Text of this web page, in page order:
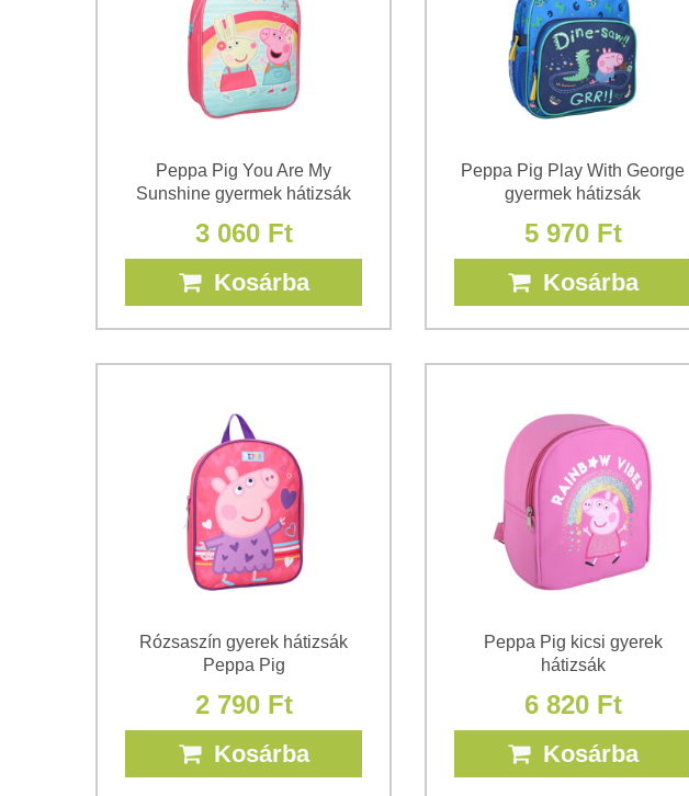
Peppa Pig You Are My
Sunshine gyermek hátizsák
3 060 Ft
Kosárba
Peppa Pig Play With George
gyermek hátizsák
5 970 Ft
Kosárba
Rózsaszín gyerek hátizsák
Peppa Pig
2 790 Ft
Kosárba
Peppa Pig kicsi gyerek
hátizsák
6 820 Ft
Kosárba